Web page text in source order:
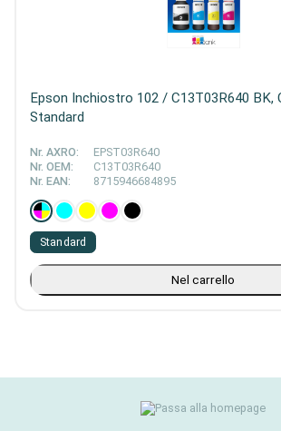
Epson Inchiostro 102 / C13T03R640 BK,
Standard
Nr. AXRO:
EPST03R640
Nr. OEM:
C13T03R640
Nr. EAN:
8715946684895
Standard
Nel carrello